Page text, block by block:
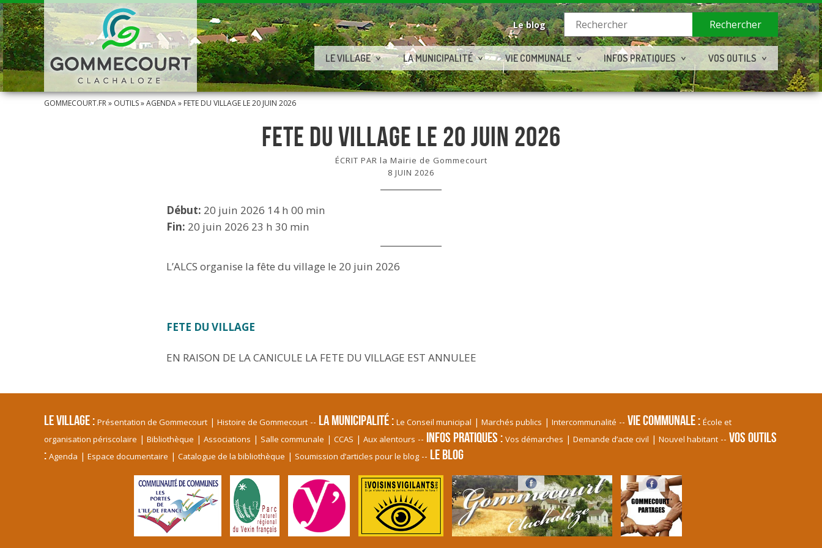
Rechercher
LE VILLAGE LA MUNICIPALITÉ VIE COMMUNALE INFOS PRATIQUES VOS OUTILS
Le blog
GOMMECOURT.FR» OUTILS»AGENDA» FETE DU VILLAGE LE 20 JUIN 2026
FETE DU VILLAGE LE 20 JUIN 2026
ÉCRIT PAR la Mairie de Gommecourt
8 JUIN 2026
Début: 20 juin 2026 14 h 00 min
Fin: 20 juin 2026 23 h 30 min
L’ALCS organise la fête du village le 20 juin 2026
FETE DU VILLAGE
EN RAISON DE LA CANICULE LA FETE DU VILLAGE EST ANNULEE
Le village Présentation de Gommecourt Histoire de Gommecourt La Municipalité Le Conseil municipal Marchés publics Intercommunalité Vie communale
École et
organisation périscolaire
Bibliothèque Associations Salle communale CCAS Aux alentours Infos pratiques Vos démarches Demande d’acte civil Nouvel habitant Vos Outils
Agenda Espace documentaire Catalogue de la bibliothèque Soumission d’articles pour le blog Le blog